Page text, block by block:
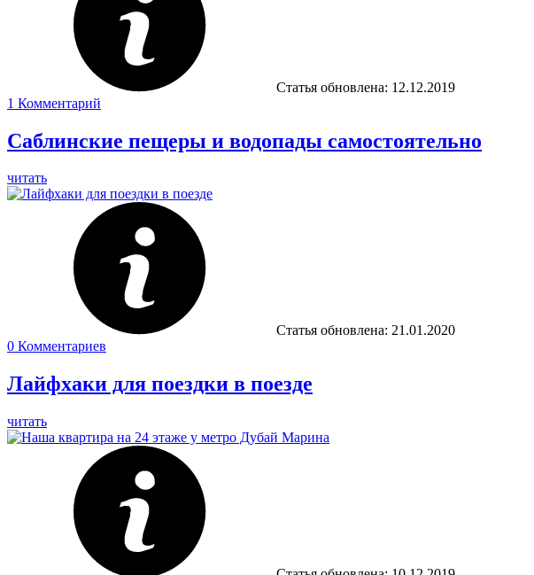
Статья обновлена: 12.12.2019
1 Комментарий
Саблинские пещеры и водопады самостоятельно
читать
Статья обновлена: 21.01.2020
0 Комментариев
Лайфхаки для поездки в поезде
читать